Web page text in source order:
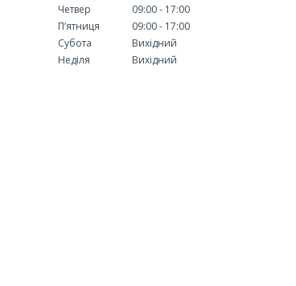
Четвер
09:00
17:00
Пʼятниця
09:00
17:00
Субота
Вихідний
Неділя
Вихідний